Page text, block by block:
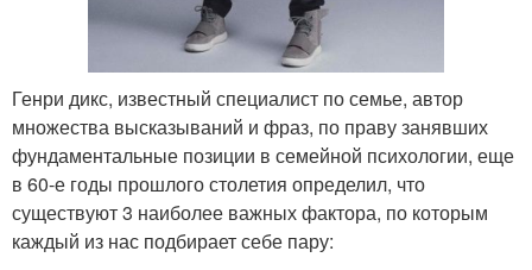
Генри дикс, известный специалист по семье, автор
множества высказываний и фраз, по праву занявших
фундаментальные позиции в семейной психологии, еще
в 60-е годы прошлого столетия определил, что
существуют 3 наиболее важных фактора, по которым
каждый из нас подбирает себе пару: